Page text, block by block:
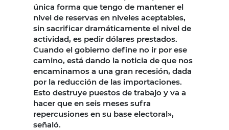
única forma que tengo de mantener el
nivel de reservas en niveles aceptables,
sin sacrificar dramáticamente el nivel de
actividad, es pedir dólares prestados.
Cuando el gobierno define no ir por ese
camino, está dando la noticia de que nos
encaminamos a una gran recesión, dada
por la reducción de las importaciones.
Esto destruye puestos de trabajo y va a
hacer que en seis meses sufra
repercusiones en su base electoral»,
señaló.